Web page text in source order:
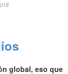
global, eso que